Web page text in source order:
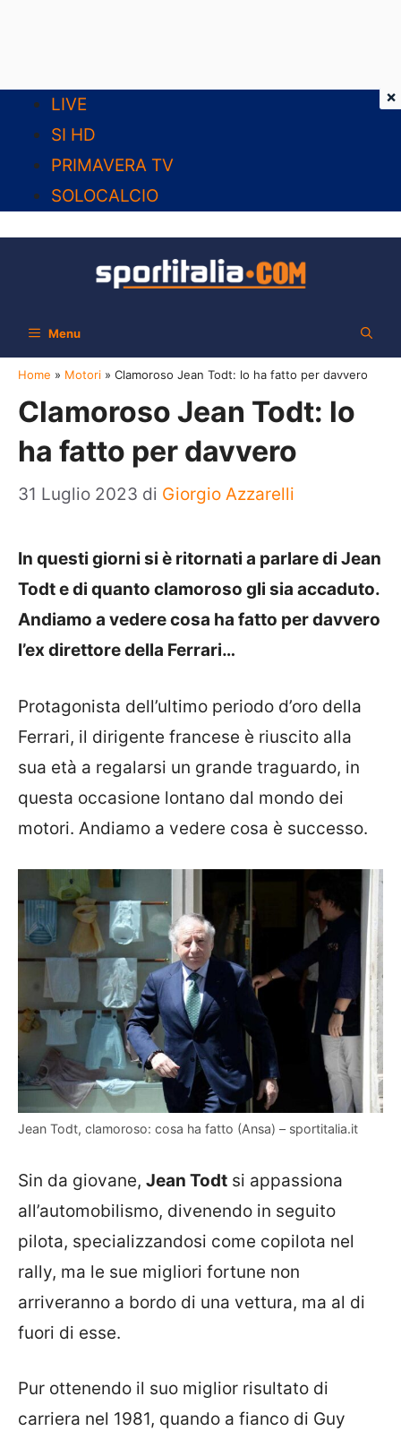
contenuto
LIVE
SI HD
PRIMAVERA TV
SOLOCALCIO
Menu
Home » Motori » Clamoroso Jean Todt: lo ha fatto per davvero
Clamoroso Jean Todt: lo
ha fatto per davvero
31 Luglio 2023 di Giorgio Azzarelli
In questi giorni si è ritornati a parlare di Jean
Todt e di quanto clamoroso gli sia accaduto.
Andiamo a vedere cosa ha fatto per davvero
l’ex direttore della Ferrari…
Protagonista dell’ultimo periodo d’oro della
Ferrari, il dirigente francese è riuscito alla
sua età a regalarsi un grande traguardo, in
questa occasione lontano dal mondo dei
motori. Andiamo a vedere cosa è successo.
Jean Todt, clamoroso: cosa ha fatto (Ansa) – sportitalia.it
Sin da giovane, Jean Todt si appassiona
all’automobilismo, divenendo in seguito
pilota, specializzandosi come copilota nel
rally, ma le sue migliori fortune non
arriveranno a bordo di una vettura, ma al di
fuori di esse.
Pur ottenendo il suo miglior risultato di
carriera nel 1981, quando a fianco di Guy
×